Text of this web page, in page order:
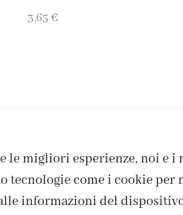
le migliori esperienze, noi e i
tecnologie come i cookie per
informazioni del
3,65€